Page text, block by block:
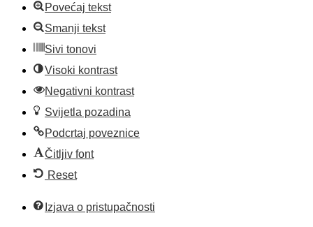
Povećaj tekst
Smanji tekst
Sivi tonovi
Visoki kontrast
Negativni kontrast
Svijetla pozadina
Podcrtaj poveznice
Čitljiv font
Reset
Izjava o pristupačnosti